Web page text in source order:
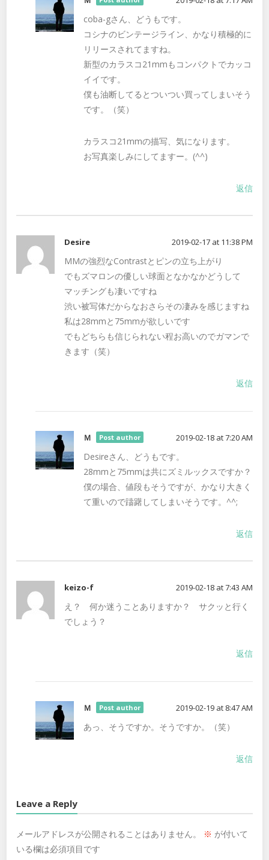
coba-gさん、どうもです。
コシナのビンテージライン、かなり積極的に
リリースされてますね。
新型のカラスコ21mmもコンパクトでカッコ
イイです。
僕も油断してるとついつい買ってしまいそう
です。（笑）
カラスコ21mmの描写、気になります。
お写真楽しみにしてますー。(^^)
返信
Desire 2019-02-17 at 11:38 PM
MMの強烈なContrastとピンの立ち上がり
でもズマロンの優しい球面となかなかどうして
マッチングも凄いですね
渋い被写体だからなおさらその凄みを感じますね
私は28mmと75mmが欲しいです
でもどちらも信じられない程お高いのでガマンで
きます（笑）
返信
Ｍ Post author 2019-02-18 at 7:20 AM
Desireさん、どうもです。
28mmと75mmは共にズミルックスですか？
僕の場合、値段もそうですが、かなり大きく
て重いので躊躇してしまいそうです。^^;
返信
keizo-f 2019-02-18 at 7:43 AM
え？ 何か迷うことありますか？ サクッと行く
でしょう？
返信
Ｍ Post author 2019-02-19 at 8:47 AM
あっ、そうですか。そうですか。（笑）
返信
Leave a Reply
メールアドレスが公開されることはありません。 ※ が付いて
いる欄は必須項目です